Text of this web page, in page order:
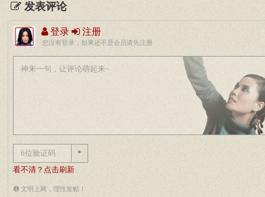
发表评论
登录 注册
您没有登录，如果还不是会员请先注册
*
看不清？点击刷新
文明上网，理性发帖！